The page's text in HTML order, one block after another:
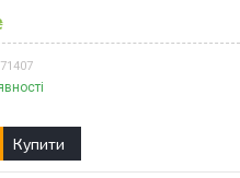
71407
Купити